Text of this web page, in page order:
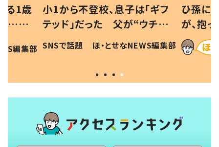
る1歳
…母
現行
編集部
小1から不登校、息子は「ギフ
テッド」だった 父が“ウチ給
食”を作り続ける理由とは #令
和の親 #令和の子
SNSで話題 ほ・とせなNEWS編集部
ひ孫に
が、抱
に「涙
方ない」